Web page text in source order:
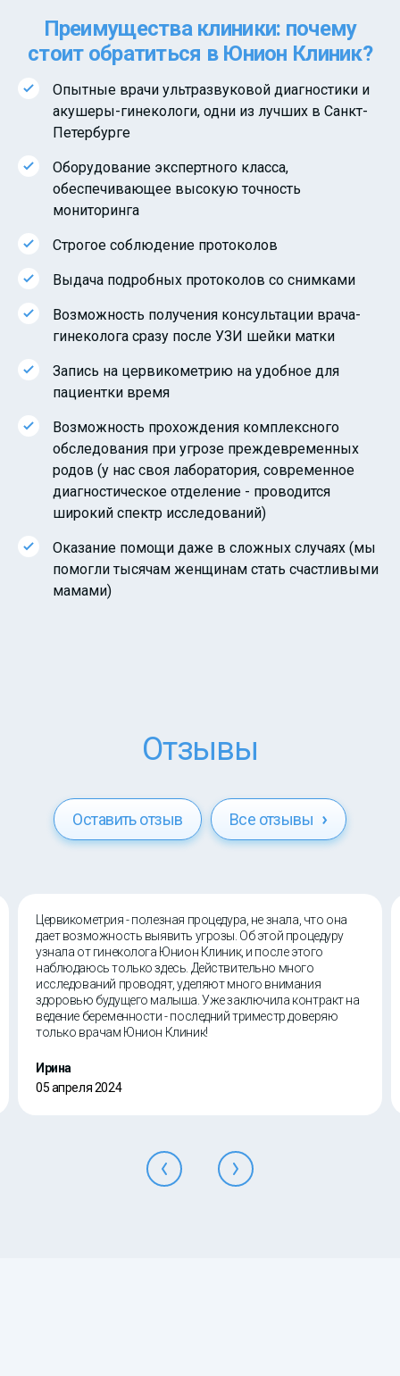
Преимущества клиники: почему
стоит обратиться в Юнион Клиник?
Опытные врачи ультразвуковой диагностики и
акушеры-гинекологи, одни из лучших в Санкт-
Петербурге
Оборудование экспертного класса,
обеспечивающее высокую точность
мониторинга
Строгое соблюдение протоколов
Выдача подробных протоколов со снимками
Возможность получения консультации врача-
гинеколога сразу после УЗИ шейки матки
Запись на цервикометрию на удобное для
пациентки время
Возможность прохождения комплексного
обследования при угрозе преждевременных
родов (у нас своя лаборатория, современное
диагностическое отделение - проводится
широкий спектр исследований)
Оказание помощи даже в сложных случаях (мы
помогли тысячам женщинам стать счастливыми
мамами)
Отзывы
Оставить отзыв Все отзывы
Цервикометрия - полезная процедура, не знала, что она
дает возможность выявить угрозы. Об этой процедуру
узнала от гинеколога Юнион Клиник, и после этого
наблюдаюсь только здесь. Действительно много
исследований проводят, уделяют много внимания
здоровью будущего малыша. Уже заключила контракт на
ведение беременности - последний триместр доверяю
только врачам Юнион Клиник!
Ирина
05 апреля 2024